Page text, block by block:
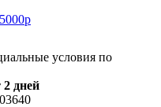
условия по
2 дней